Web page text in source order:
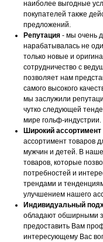
наиболее выгодные
покупателей также
предложений.
Репутация - мы очень
нарабатывалась не
только новые и
сотрудничество с
позволяет нам
самого высокого
мы заслужили
чутко следующей
мире гольф-индустрии.
Широкий ассортимент
ассортимент товаров
мужчин и детей. В
товаров, которые
потребностей и
трендами и
улучшением нашего
Индивидуальный
обладают обширными
предоставить Вам
интересующему Вас